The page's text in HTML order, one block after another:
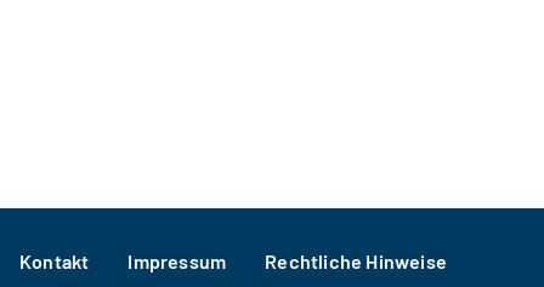
Footer
Kontakt Impressum Rechtliche Hinweise